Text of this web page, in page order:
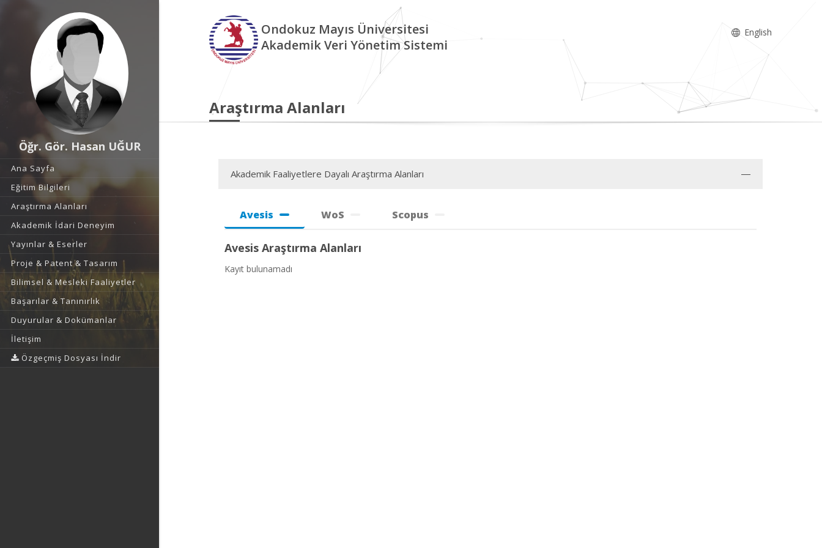
Öğr. Gör. Hasan UĞUR
Ana Sayfa
Eğitim Bilgileri
Araştırma Alanları
Akademik İdari Deneyim
Yayınlar & Eserler
Proje & Patent & Tasarım
Bilimsel & Mesleki Faaliyetler
Başarılar & Tanınırlık
Duyurular & Dokümanlar
İletişim
Özgeçmiş Dosyası İndir
Ondokuz Mayıs Üniversitesi
Akademik Veri Yönetim Sistemi
English
Araştırma Alanları
Akademik Faaliyetlere Dayalı Araştırma Alanları
Avesis WoS Scopus
Avesis Araştırma Alanları
Kayıt bulunamadı